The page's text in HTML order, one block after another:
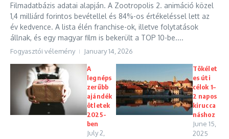
Filmadatbázis adatai alapján. A Zootropolis 2. animáció közel
1,4 milliárd forintos bevétellel és 84%-os értékeléssel lett az
év kedvence. A lista élén franchise-ok, illetve folytatások
állnak, és egy magyar film is bekerült a TOP 10-be....
Fogyasztói vélemény January 14, 2026
A
legnéps
zerűbb
ajándék
ötletek
2025-
ben
July 2,
Tökélet
es úti
célok 1–
2 napos
kirucca
náshoz
June 15,
2025